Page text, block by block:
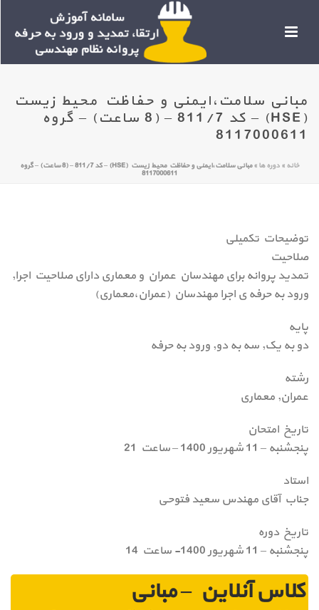
مبانی سلامت،ایمنی و حفاظت محیط زیست
(HSE) – کد 811/7 – (8 ساعت) – گروه
8117000611
خانه » دوره ها » مبانی سلامت،ایمنی و حفاظت محیط زیست (HSE) – کد 811/7 – (8 ساعت) – گروه
8117000611
توضیحات تکمیلی
صلاحیت
تمدید پروانه برای مهندسان عمران و معماری دارای صلاحیت اجرا,
ورود به حرفه ی اجرا مهندسان (عمران،معماری)
پایه
دو به یک, سه به دو, ورود به حرفه
رشته
عمران, معماری
تاریخ امتحان
پنجشنبه – 11 شهریور 1400 – ساعت 21
استاد
جناب آقای مهندس سعید فتوحی
تاریخ دوره
پنجشنبه – 11 شهریور 1400- ساعت 14
کلاس آنلاین – مبانی